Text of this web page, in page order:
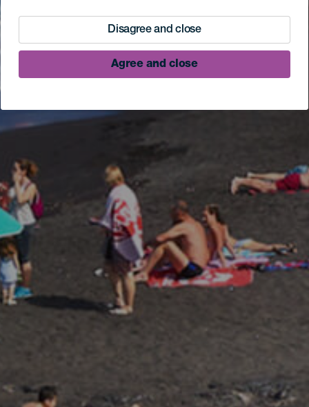
Disagree and close
Agree and close